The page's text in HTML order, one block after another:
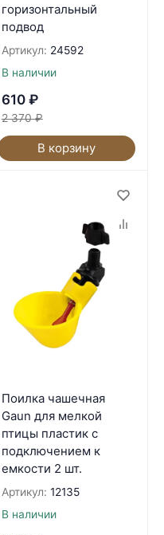
горизонтальный
подвод
Артикул: 24592
В наличии
610 ₽
2 370 ₽
В корзину
Поилка чашечная
Gaun для мелкой
птицы пластик с
подключением к
емкости 2 шт.
Артикул: 12135
В наличии